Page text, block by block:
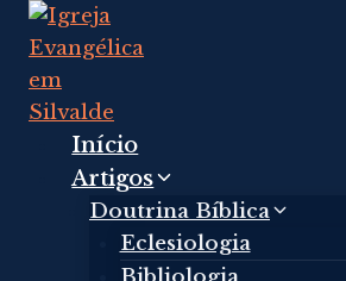
Skip
content
Início
Artigos
Doutrina Bíblica
Eclesiologia